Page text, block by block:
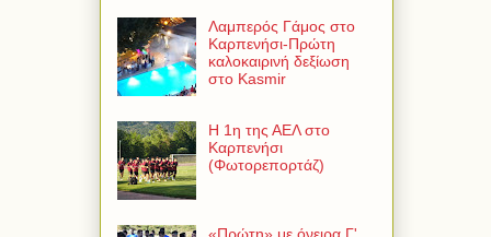
Λαμπερός Γάμος στο
Καρπενήσι-Πρώτη
καλοκαιρινή δεξίωση
στο Kasmir
Η 1η της ΑΕΛ στο
Καρπενήσι
(Φωτορεπορτάζ)